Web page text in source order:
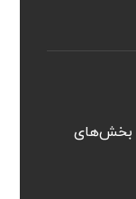
بخش‌های